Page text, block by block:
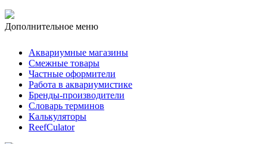
Дополнительное меню
Аквариумные магазины
Смежные товары
Частные оформители
Работа в аквариумистике
Бренды-производители
Словарь терминов
Калькуляторы
ReefCulator